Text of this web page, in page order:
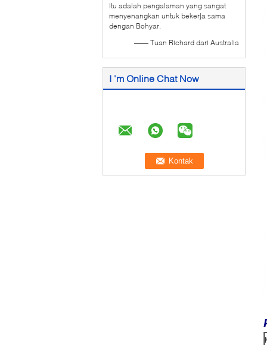
itu adalah pengalaman yang sangat
menyenangkan untuk bekerja sama
dengan Bohyar.
—— Tuan Richard dari Australia
I 'm Online Chat Now